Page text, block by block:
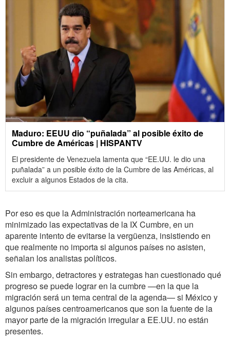
Maduro: EEUU dio “puñalada” al posible éxito de
Cumbre de Américas | HISPANTV
El presidente de Venezuela lamenta que “EE.UU. le dio una
puñalada” a un posible éxito de la Cumbre de las Américas, al
excluir a algunos Estados de la cita.
Por eso es que la Administración norteamericana ha
minimizado las expectativas de la IX Cumbre, en un
aparente intento de evitarse la vergüenza, insistiendo en
que realmente no importa si algunos países no asisten,
señalan los analistas políticos.
Sin embargo, detractores y estrategas han cuestionado qué
progreso se puede lograr en la cumbre —en la que la
migración será un tema central de la agenda— si México y
algunos países centroamericanos que son la fuente de la
mayor parte de la migración irregular a EE.UU. no están
presentes.